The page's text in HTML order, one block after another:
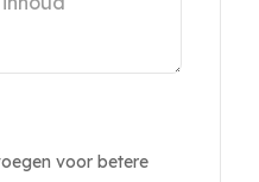
voor betere